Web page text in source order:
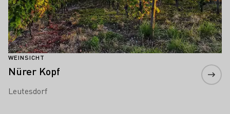
WEINSICHT
Nürer Kopf
Leutesdorf